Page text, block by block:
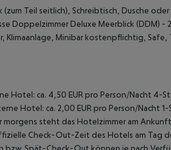
Teil seitlich), Schreibtisch, Dusche oder
Doppelzimmer Deluxe Meerblick (DDM) -
Klimaanlage, Minibar kostenpflichtig, Safe,
Hotel: ca. 4,50 EUR pro Person/Nacht 4-
Hotel: ca. 2,00 EUR pro Person/Nacht
steht das Hotelzimmer am
Check-Out-Zeit des Hotels am Tag